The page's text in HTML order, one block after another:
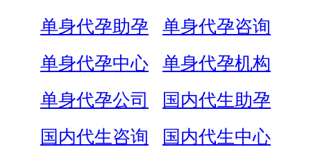
单身代孕助孕
单身代孕咨询
单身代孕中心
单身代孕机构
单身代孕公司
国内代生助孕
国内代生咨询
国内代生中心